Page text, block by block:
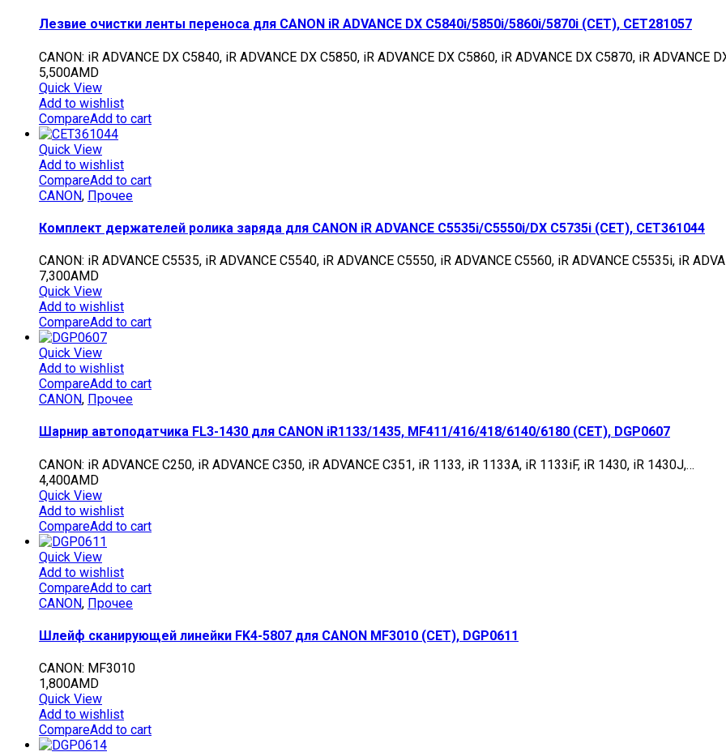
Лезвие очистки ленты переноса для CANON iR ADVANCE DX C5840i/5850i/5860i/5870i (CET), CET281057
CANON: iR ADVANCE DX C5840, iR ADVANCE DX C5850, iR ADVANCE DX C5860, iR ADVANCE DX C5870, iR ADVANCE
5,500AMD
Quick View
Add to wishlist
CompareAdd to cart
Quick View
Add to wishlist
CompareAdd to cart
CANON, Прочее
Комплект держателей ролика заряда для CANON iR ADVANCE C5535i/C5550i/DX C5735i (CET), CET361044
CANON: iR ADVANCE C5535, iR ADVANCE C5540, iR ADVANCE C5550, iR ADVANCE C5560, iR ADVANCE C5535i, iR
7,300AMD
Quick View
Add to wishlist
CompareAdd to cart
Quick View
Add to wishlist
CompareAdd to cart
CANON, Прочее
Шарнир автоподатчика FL3-1430 для CANON iR1133/1435, MF411/416/418/6140/6180 (CET), DGP0607
CANON: iR ADVANCE C250, iR ADVANCE C350, iR ADVANCE C351, iR 1133, iR 1133A, iR 1133iF, iR 1430, iR 1430J,…
4,400AMD
Quick View
Add to wishlist
CompareAdd to cart
Quick View
Add to wishlist
CompareAdd to cart
CANON, Прочее
Шлейф сканирующей линейки FK4-5807 для CANON MF3010 (CET), DGP0611
CANON: MF3010
1,800AMD
Quick View
Add to wishlist
CompareAdd to cart